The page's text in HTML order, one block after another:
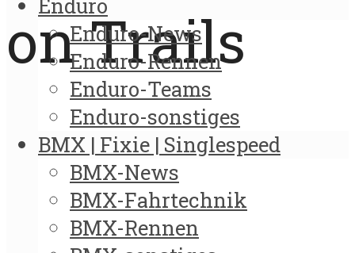
on Trails
Enduro-News
Enduro-Rennen
Enduro-Teams
Enduro-sonstiges
BMX | Fixie | Singlespeed
BMX-News
BMX-Fahrtechnik
BMX-Rennen